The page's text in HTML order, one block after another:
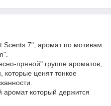
Scents 7", аромат по мотивам
пряной" группе ароматов,
которые ценят тонкое
аромат который держится